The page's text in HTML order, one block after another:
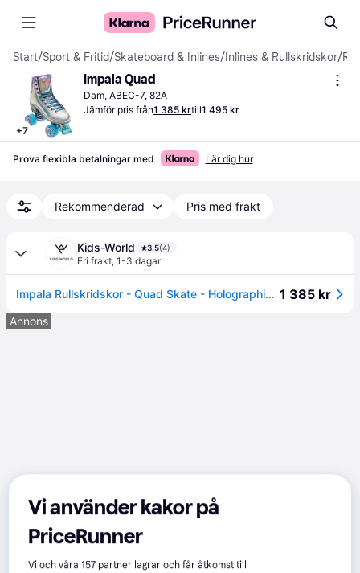
Start/Sport & Fritid/Skateboard & Inlines/ Inlines & Rullskridskor/
+7
Impala Quad
Dam, ABEC-7, 82A
Jämför pris från1 385 krtill1 495 kr
Prova flexibla betalningar med Lär dig hur
Rekommenderad Pris med frakt
Kids-World 3.5(4)
Fri frakt, 1-3 dagar
Impala Rullskridskor - Quad Skate - Holographic - Impala - 38 - Rullskridskor 1 385 kr
Annons
Vi använder kakor på
PriceRunner
Vi och våra157 partner lagrar och får åtkomst till